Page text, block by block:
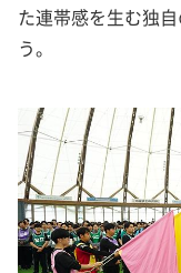
た連帯感を生む独
う。